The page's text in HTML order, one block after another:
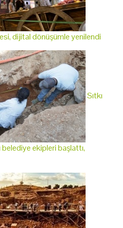
dijital dönüşümle yenilendi
Sıtkı
ekipleri başlattı,